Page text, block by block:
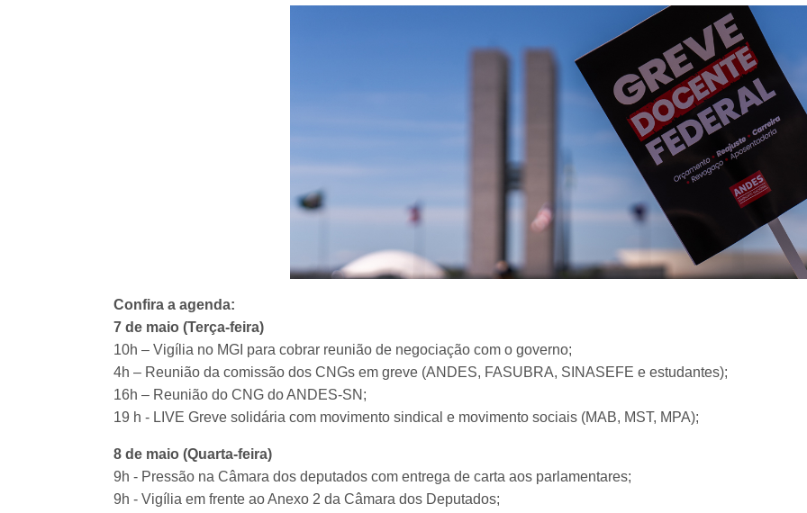
Confira a agenda:
7 de maio (Terça-feira)
10h – Vigília no MGI para cobrar reunião de negociação com o governo;
4h – Reunião da comissão dos CNGs em greve (ANDES, FASUBRA, SINASEFE e estudantes);
16h – Reunião do CNG do ANDES-SN;
19 h - LIVE Greve solidária com movimento sindical e movimento sociais (MAB, MST, MPA);
8 de maio (Quarta-feira)
9h - Pressão na Câmara dos deputados com entrega de carta aos parlamentares;
9h - Vigília em frente ao Anexo 2 da Câmara dos Deputados;